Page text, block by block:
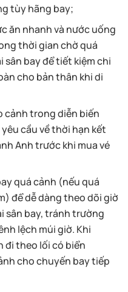
tùy hãng bay;
ăn nhanh và nước uống
thời gian chờ quá
sân bay để tiết kiệm chi
cho bản thân khi di
cảnh trong diễn biến
cầu về thời hạn kết
Anh trước khi mua vé
quá cảnh (nếu quá
để dễ dàng theo dõi giờ
sân bay, tránh trường
lệch múi giờ. Khi
đi theo lối có biển
cho chuyến bay tiếp